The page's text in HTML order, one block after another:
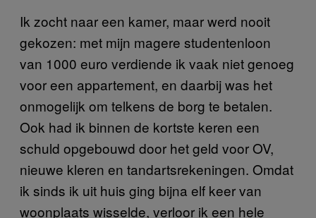
Ik zocht naar een kamer, maar werd nooit
gekozen: met mijn magere studentenloon
van 1000 euro verdiende ik vaak niet genoeg
voor een appartement, en daarbij was het
onmogelijk om telkens de borg te betalen.
Ook had ik binnen de kortste keren een
schuld opgebouwd door het geld voor OV,
nieuwe kleren en tandartsrekeningen. Omdat
ik sinds ik uit huis ging bijna elf keer van
woonplaats wisselde, verloor ik een hele